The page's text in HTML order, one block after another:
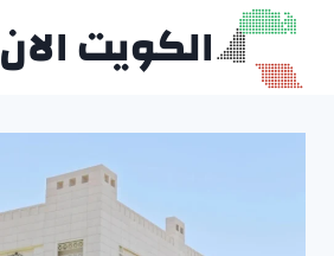
التجاوز
المحتوى
الكويت الان